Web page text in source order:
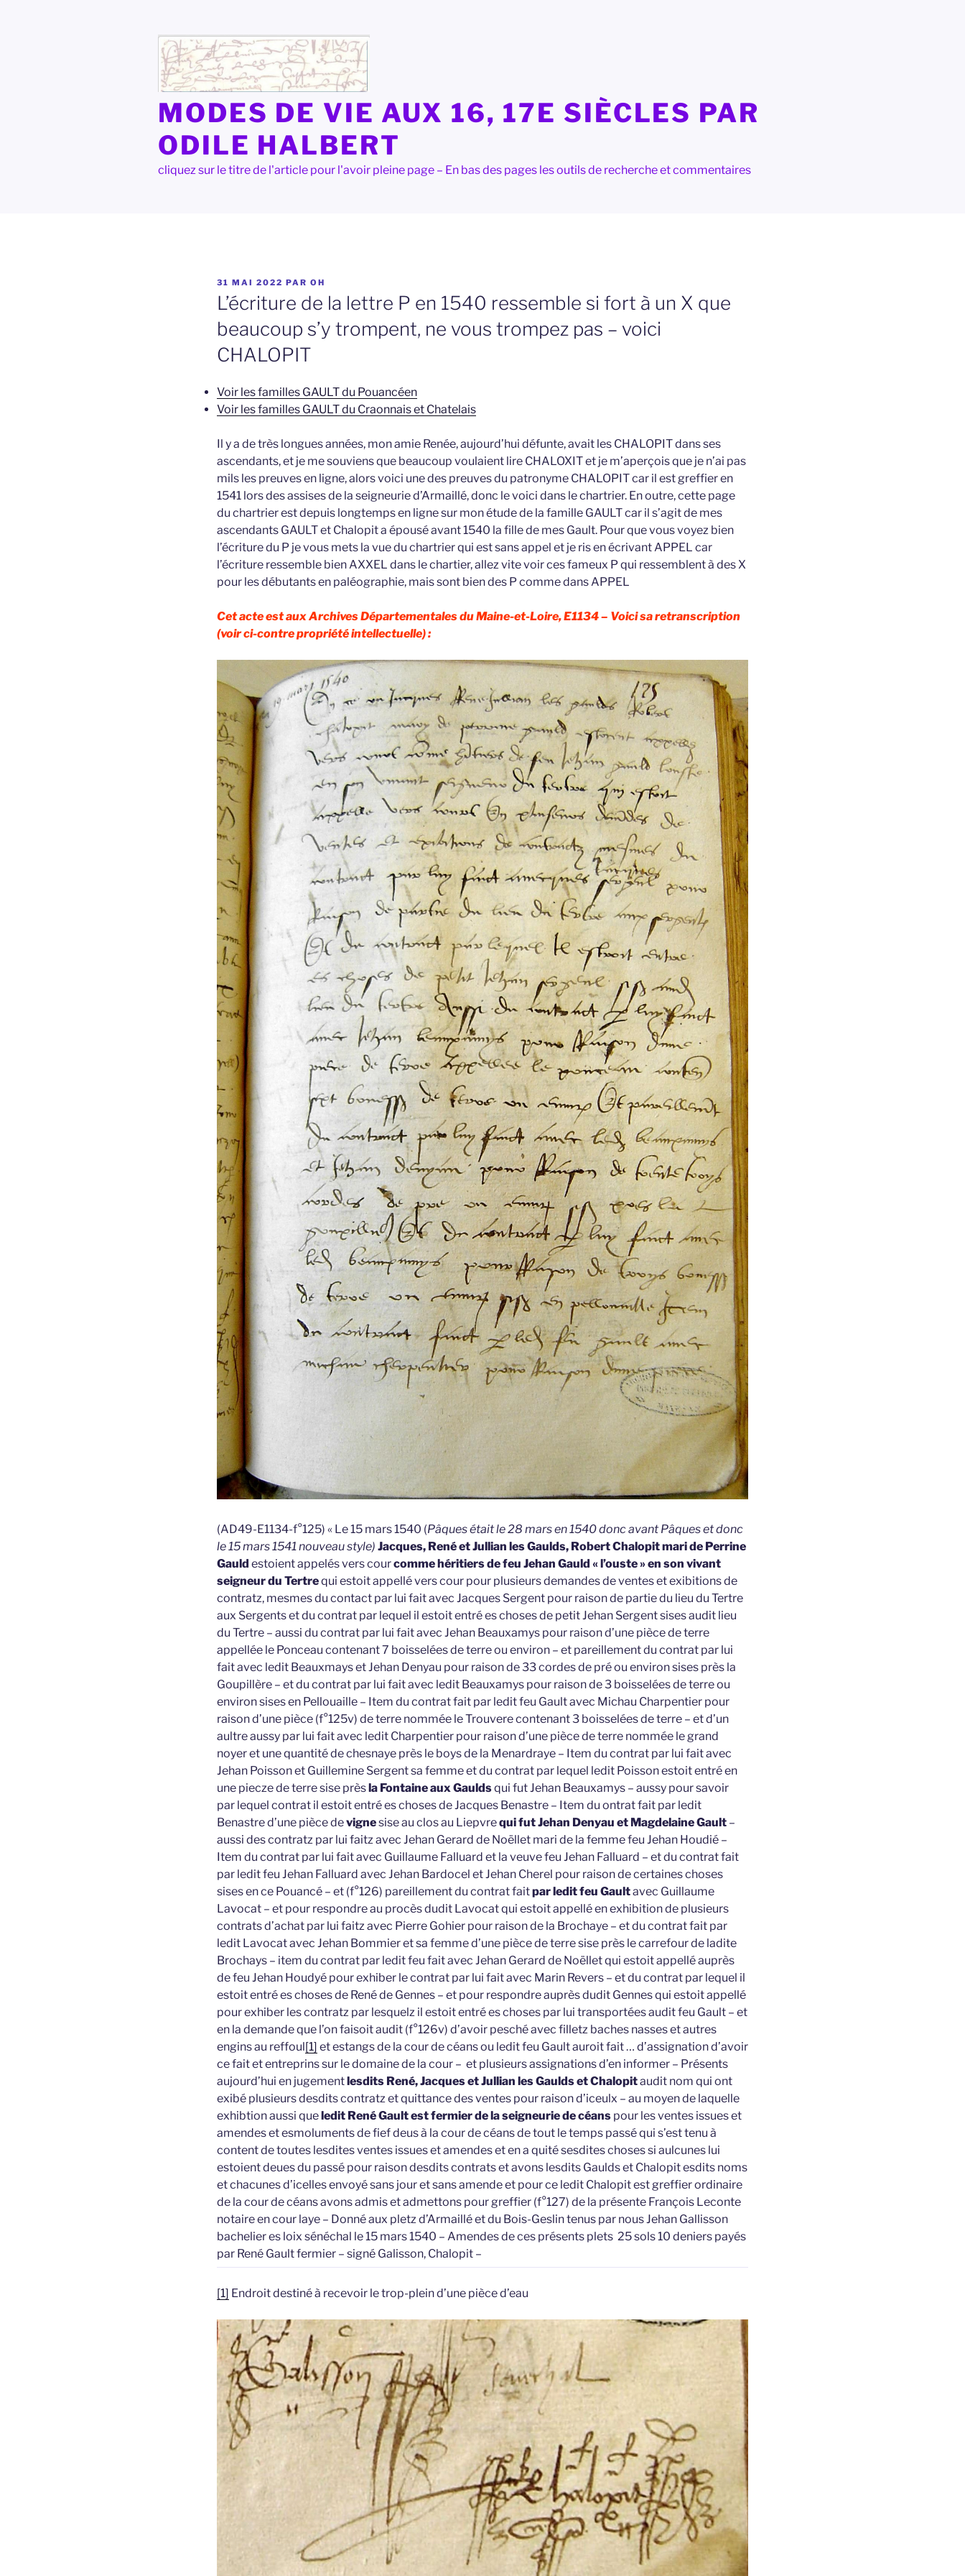
MODES DE VIE AUX 16, 17E SIÈCLES PAR
ODILE HALBERT
cliquez sur le titre de l'article pour l'avoir pleine page – En bas des pages les outils de recherche et commentaires
PUBLIÉ
LE
31 MAI 2022 PAR OH
L’écriture de la lettre P en 1540 ressemble si fort à un X que
beaucoup s’y trompent, ne vous trompez pas – voici
CHALOPIT
Voir les familles GAULT du Pouancéen
Voir les familles GAULT du Craonnais et Chatelais
Il y a de très longues années, mon amie Renée, aujourd’hui défunte, avait les CHALOPIT dans ses
ascendants, et je me souviens que beaucoup voulaient lire CHALOXIT et je m’aperçois que je n’ai pas
mils les preuves en ligne, alors voici une des preuves du patronyme CHALOPIT car il est greffier en
1541 lors des assises de la seigneurie d’Armaillé, donc le voici dans le chartrier. En outre, cette page
du chartrier est depuis longtemps en ligne sur mon étude de la famille GAULT car il s’agit de mes
ascendants GAULT et Chalopit a épousé avant 1540 la fille de mes Gault. Pour que vous voyez bien
l’écriture du P je vous mets la vue du chartrier qui est sans appel et je ris en écrivant APPEL car
l’écriture ressemble bien AXXEL dans le chartier, allez vite voir ces fameux P qui ressemblent à des X
pour les débutants en paléographie, mais sont bien des P comme dans APPEL
Cet acte est aux Archives Départementales du Maine-et-Loire, E1134 – Voici sa retranscription
(voir ci-contre propriété intellectuelle) :
(AD49-E1134-f°125) « Le 15 mars 1540 (Pâques était le 28 mars en 1540 donc avant Pâques et donc
le 15 mars 1541 nouveau style) Jacques, René et Jullian les Gaulds, Robert Chalopit mari de Perrine
Gauld estoient appelés vers courcomme héritiers de feu Jehan Gauld « l’ouste » en son vivant
seigneur du Tertrequi estoit appellé vers cour pour plusieurs demandes de ventes et exibitions de
contratz, mesmes du contact par lui fait avec Jacques Sergent pour raison de partie du lieu du Tertre
aux Sergents et du contrat par lequel il estoit entré es choses de petit Jehan Sergent sises audit lieu
du Tertre – aussi du contrat par lui fait avec Jehan Beauxamys pour raison d’une pièce de terre
appellée le Ponceau contenant 7 boisselées de terre ou environ – et pareillement du contrat par lui
fait avec ledit Beauxmays et Jehan Denyau pour raison de 33 cordes de pré ou environ sises près la
Goupillère – et du contrat par lui fait avec ledit Beauxamys pour raison de 3 boisselées de terre ou
environ sises en Pellouaille – Item du contrat fait par ledit feu Gault avec Michau Charpentier pour
raison d’une pièce (f°125v) de terre nommée le Trouvere contenant 3 boisselées de terre – et d’un
aultre aussy par lui fait avec ledit Charpentier pour raison d’une pièce de terre nommée le grand
noyer et une quantité de chesnaye près le boys de la Menardraye – Item du contrat par lui fait avec
Jehan Poisson et Guillemine Sergent sa femme et du contrat par lequel ledit Poisson estoit entré en
une piecze de terre sise prèsla Fontaine aux Gauldsqui fut Jehan Beauxamys – aussy pour savoir
par lequel contrat il estoit entré es choses de Jacques Benastre – Item du ontrat fait par ledit
Benastre d’une pièce devignesise au clos au Liepvrequi fut Jehan Denyau et Magdelaine Gault –
aussi des contratz par lui faitz avec Jehan Gerard de Noëllet mari de la femme feu Jehan Houdié –
Item du contrat par lui fait avec Guillaume Falluard et la veuve feu Jehan Falluard – et du contrat fait
par ledit feu Jehan Falluard avec Jehan Bardocel et Jehan Cherel pour raison de certaines choses
sises en ce Pouancé – et (f°126) pareillement du contrat faitpar ledit feu Gaultavec Guillaume
Lavocat – et pour respondre au procès dudit Lavocat qui estoit appellé en exhibition de plusieurs
contrats d’achat par lui faitz avec Pierre Gohier pour raison de la Brochaye – et du contrat fait par
ledit Lavocat avec Jehan Bommier et sa femme d’une pièce de terre sise près le carrefour de ladite
Brochays – item du contrat par ledit feu fait avec Jehan Gerard de Noëllet qui estoit appellé auprès
de feu Jehan Houdyé pour exhiber le contrat par lui fait avec Marin Revers – et du contrat par lequel il
estoit entré es choses de René de Gennes – et pour respondre auprès dudit Gennes qui estoit appellé
pour exhiber les contratz par lesquelz il estoit entré es choses par lui transportées audit feu Gault – et
en la demande que l’on faisoit audit (f°126v) d’avoir pesché avec filletz baches nasses et autres
engins au reffoul[1] et estangs de la cour de céans ou ledit feu Gault auroit fait … d’assignation d’avoir
ce fait et entreprins sur le domaine de la cour – et plusieurs assignations d’en informer – Présents
aujourd’hui en jugementlesdits René, Jacques et Jullian les Gaulds et Chalopitaudit nom qui ont
exibé plusieurs desdits contratz et quittance des ventes pour raison d’iceulx – au moyen de laquelle
exhibtion aussi queledit René Gault est fermier de la seigneurie de céans pour les ventes issues et
amendes et esmoluments de fief deus à la cour de céans de tout le temps passé qui s’est tenu à
content de toutes lesdites ventes issues et amendes et en a quité sesdites choses si aulcunes lui
estoient deues du passé pour raison desdits contrats et avons lesdits Gaulds et Chalopit esdits noms
et chacunes d’icelles envoyé sans jour et sans amende et pour ce ledit Chalopit est greffier ordinaire
de la cour de céans avons admis et admettons pour greffier (f°127) de la présente François Leconte
notaire en cour laye – Donné aux pletz d’Armaillé et du Bois-Geslin tenus par nous Jehan Gallisson
bachelier es loix sénéchal le 15 mars 1540 – Amendes de ces présents plets 25 sols 10 deniers payés
par René Gault fermier – signé Galisson, Chalopit –
[1] Endroit destiné à recevoir le trop-plein d’une pièce d’eau